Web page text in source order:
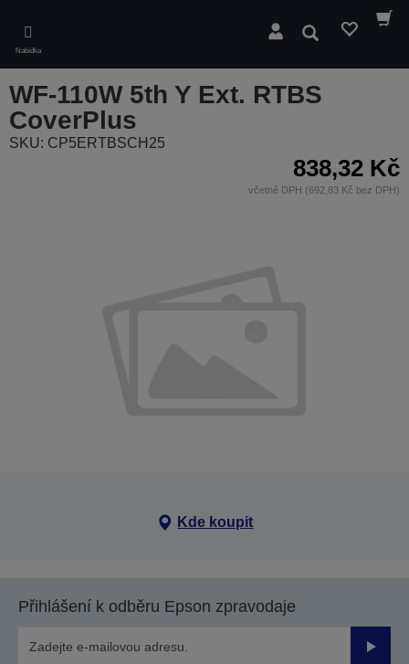
main
content
Nabídka
Hledat
WF-110W 5th Y Ext. RTBS
CoverPlus
SKU: CP5ERTBSCH25
838,32 Kč
včetně DPH (692,83 Kč bez DPH)
Kde koupit
Přihlášení k odběru Epson zpravodaje